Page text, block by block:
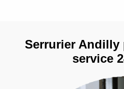
Serrurier Andilly
service